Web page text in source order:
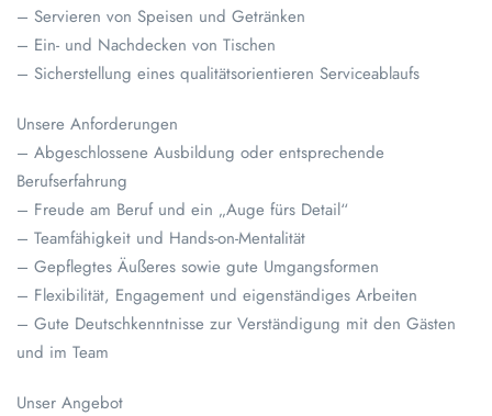
– Servieren von Speisen und Getränken
– Ein- und Nachdecken von Tischen
– Sicherstellung eines qualitätsorientieren Serviceablaufs
Unsere Anforderungen
– Abgeschlossene Ausbildung oder entsprechende
Berufserfahrung
– Freude am Beruf und ein „Auge fürs Detail“
– Teamfähigkeit und Hands-on-Mentalität
– Gepflegtes Äußeres sowie gute Umgangsformen
– Flexibilität, Engagement und eigenständiges Arbeiten
– Gute Deutschkenntnisse zur Verständigung mit den Gästen
und im Team
Unser Angebot